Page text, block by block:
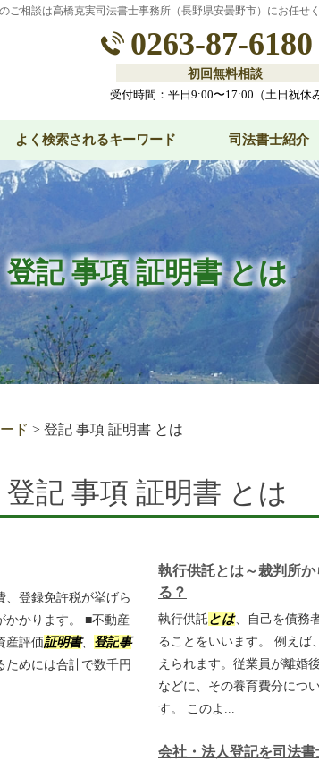
登記 事項 証明書 とは
相談は高橋克実司法書士事務所（長野県安曇野市）にお任せく
0263-87-6180
初回無料相談
受付時間：平日9:00〜17:00（土日祝休み
よく検索されるキーワード 司法書士紹介
ド > 登記 事項 証明書 とは
登記 事項 証明書 とは
登録免許税が挙げら
かかります。 ■不動産
産評価証明書、 登記事
めには合計で数千円
執行供託とは～裁判所
る？
執行供託とは、自己を債務
ることをいいます。 例えば
えられます。従業員が離婚
などに、その養育費分につ
す。 このよ...
会社・法人登記を司法